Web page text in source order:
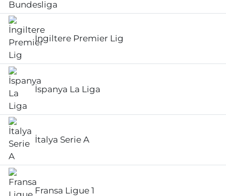
İngiltere Premier Lig
İspanya La Liga
İtalya Serie A
Fransa Ligue 1